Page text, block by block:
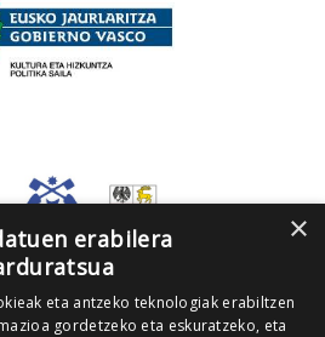
×
erabilera
eta antzeko teknologiak erabiltzen
gordetzeko eta eskuratzeko, eta